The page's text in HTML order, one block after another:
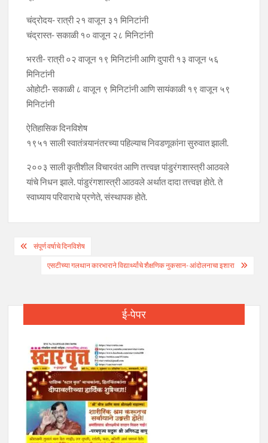
चंद्रोदय- रात्री २१ वाजून ३१ मिनिटांनी
चंद्रास्त- सकाळी १० वाजून २८ मिनिटांनी
भरती- रात्री ०२ वाजून १९ मिनिटांनी आणि दुपारी १३ वाजून ५६
मिनिटांनी
ओहोटी- सकाळी ८ वाजून ९ मिनिटांनी आणि सायंकाळी १९ वाजून ५९
मिनिटांनी
ऐतिहासिक दिनविशेष
१९५१ साली स्वातंत्र्यानंतरच्या पहिल्याच निवडणूकांना सुरुवात झाली.
२००३ साली कृतीशील विचारवंत आणि तत्त्वज्ञ पांडुरंगशास्त्री आठवले
यांचे निधन झाले. पांडुरंगशास्त्री आठवले अर्थात दादा तत्त्वज्ञ होते. ते
स्वाध्याय परिवाराचे प्रणेते, संस्थापक होते.
Post
navigation
संपूर्ण वर्षाचे दिनविशेष
एसटीच्या गलथान कारभाराने विद्यार्थ्यांचे शैक्षणिक नुकसान- आंदोलनाचा इशारा
ई-पेपर